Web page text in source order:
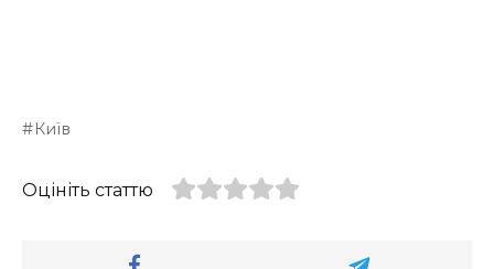
Київ
Оцініть статтю